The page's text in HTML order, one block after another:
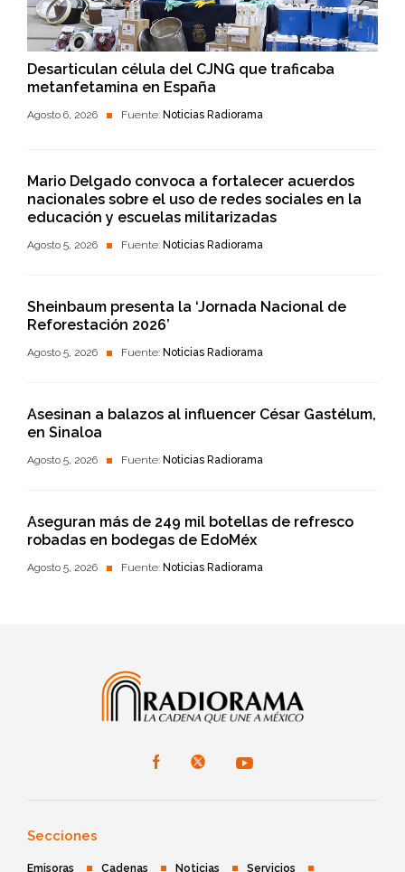
Desarticulan célula del CJNG que traficaba
metanfetamina en España
Agosto 6, 2026 Fuente: Noticias Radiorama
Mario Delgado convoca a fortalecer acuerdos
nacionales sobre el uso de redes sociales en la
educación y escuelas militarizadas
Agosto 5, 2026 Fuente: Noticias Radiorama
Sheinbaum presenta la ‘Jornada Nacional de
Reforestación 2026’
Agosto 5, 2026 Fuente: Noticias Radiorama
Asesinan a balazos al influencer César Gastélum,
en Sinaloa
Agosto 5, 2026 Fuente: Noticias Radiorama
Aseguran más de 249 mil botellas de refresco
robadas en bodegas de EdoMéx
Agosto 5, 2026 Fuente: Noticias Radiorama
Secciones
Emisoras Cadenas Noticias Servicios